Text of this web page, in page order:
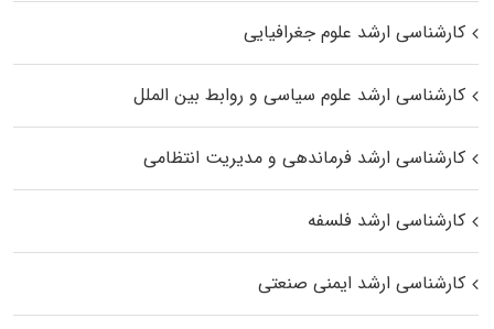
کارشناسی ارشد علوم جغرافیایی
کارشناسی ارشد علوم سیاسی و روابط بین الملل
کارشناسی ارشد فرماندهی و مدیریت انتظامی
کارشناسی ارشد فلسفه
کارشناسی ارشد ایمنی صنعتی